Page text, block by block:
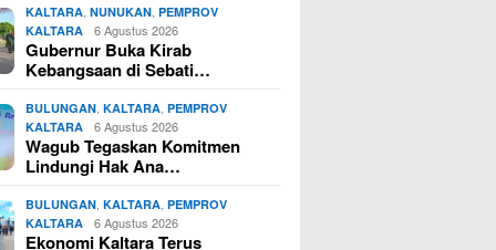
KALTARA ,NUNUKAN ,PEMPROV
KALTARA
6 Agustus 2026
Gubernur Buka Kirab
Kebangsaan di Sebati…
BULUNGAN ,KALTARA ,PEMPROV
KALTARA
6 Agustus 2026
Wagub Tegaskan Komitmen
Lindungi Hak Ana…
BULUNGAN ,KALTARA ,PEMPROV
KALTARA
6 Agustus 2026
Ekonomi Kaltara Terus